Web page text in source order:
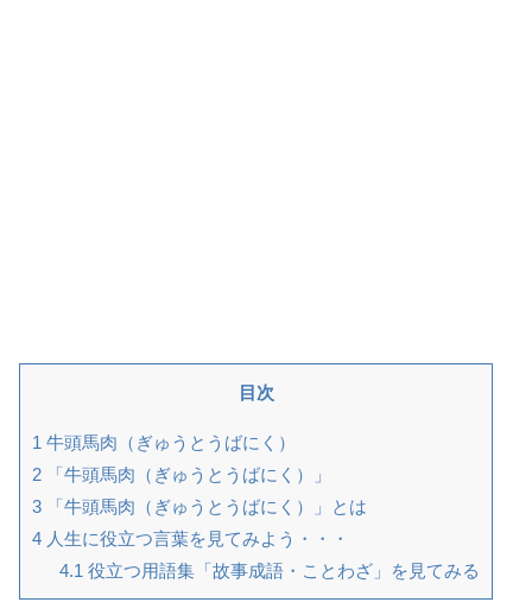
目次
1 牛頭馬肉（ぎゅうとうばにく）
2 「牛頭馬肉（ぎゅうとうばにく）」
3 「牛頭馬肉（ぎゅうとうばにく）」とは
4 人生に役立つ言葉を見てみよう・・・
4.1 役立つ用語集「故事成語・ことわざ」を見てみる